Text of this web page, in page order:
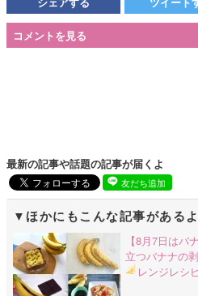
コメントを見る
最新の記事や話題の記事が届くよ
友だち追加
ほかにもこんな記事がある
【8月7日はバ
立つバナナの
レンジレシ